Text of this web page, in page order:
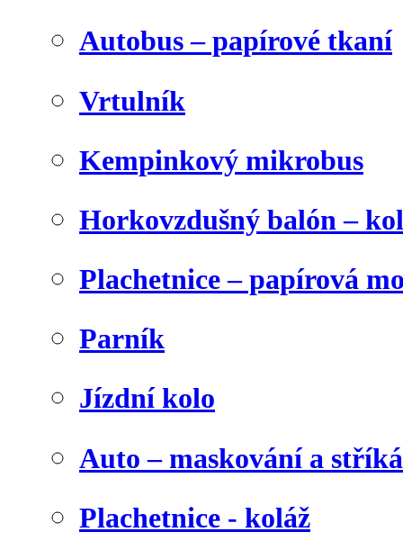
Autobus – papírové tkaní
Vrtulník
Kempinkový mikrobus
Horkovzdušný balón –
Plachetnice – papírová
Parník
Jízdní kolo
Auto – maskování a
Plachetnice - koláž